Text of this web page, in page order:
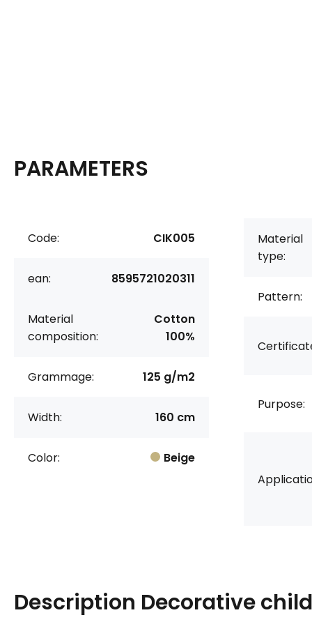
PARAMETERS
Code: CIK005
ean: 8595721020311
Material
composition:
Cotton
100%
Grammage: 125 g/m2
Width: 160 cm
Color: Beige
Material
type:
Pattern:
Purpose:
Description Decorative